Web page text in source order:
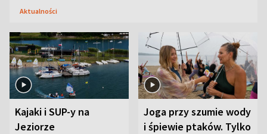
Aktualności
Kajaki i SUP-y na
Jeziorze
Joga przy szumie wody
i śpiewie ptaków. Tylko